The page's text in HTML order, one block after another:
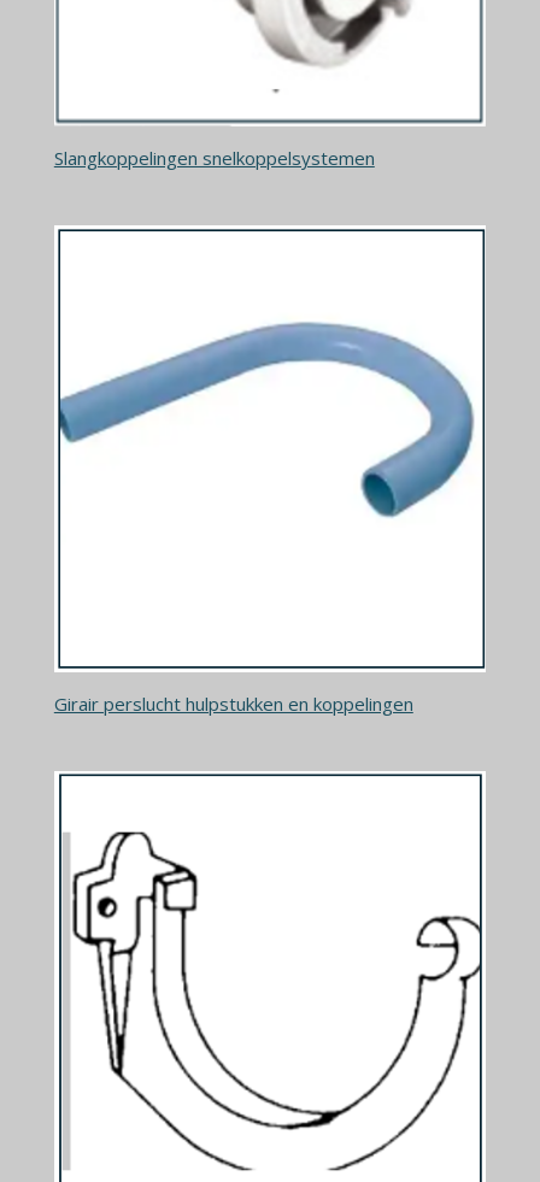
Slangkoppelingen snelkoppelsystemen
Girair perslucht hulpstukken en koppelingen